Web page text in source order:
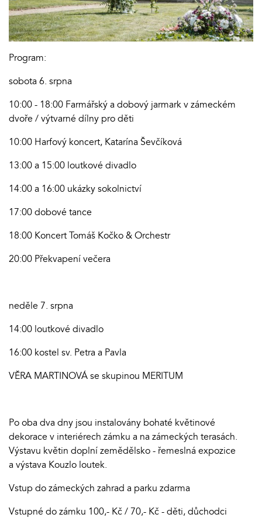
Program:
sobota 6. srpna
10:00 - 18:00 Farmářský a dobový jarmark v zámeckém
dvoře / výtvarné dílny pro děti
10:00 Harfový koncert, Katarína Ševčíková
13:00 a 15:00 loutkové divadlo
14:00 a 16:00 ukázky sokolnictví
17:00 dobové tance
18:00 Koncert Tomáš Kočko & Orchestr
20:00 Překvapení večera
neděle 7. srpna
14:00 loutkové divadlo
16:00 kostel sv. Petra a Pavla
VĚRA MARTINOVÁ se skupinou MERITUM
Po oba dva dny jsou instalovány bohaté květinové
dekorace v interiérech zámku a na zámeckých terasách.
Výstavu květin doplní zemědělsko - řemeslná expozice
a výstava Kouzlo loutek.
Vstup do zámeckých zahrad a parku zdarma
Vstupné do zámku 100,- Kč / 70,- Kč - děti, důchodci